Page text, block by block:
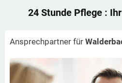
24 Stunde Pflege :
Ansprechpartner für